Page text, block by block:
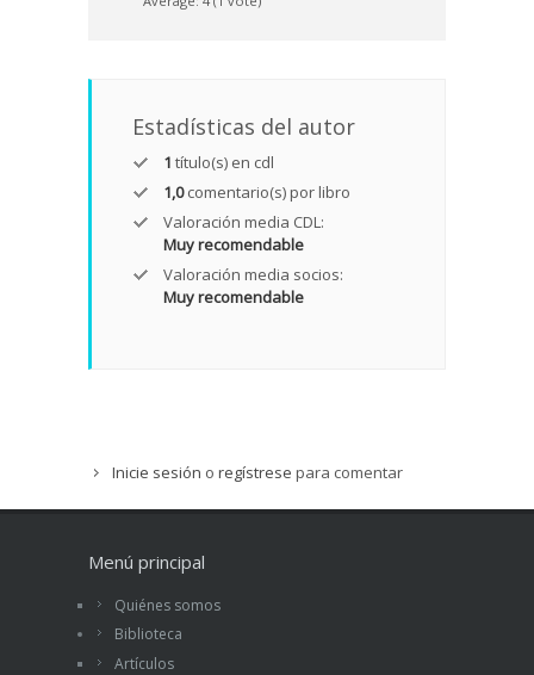
Estadísticas del autor
1 título(s) en cdl
1,0comentario(s) por libro
Valoración media CDL:
Muy recomendable
Valoración media socios:
Muy recomendable
Inicie sesión o regístrese para comentar
Menú principal
Quiénes somos
Biblioteca
Artículos